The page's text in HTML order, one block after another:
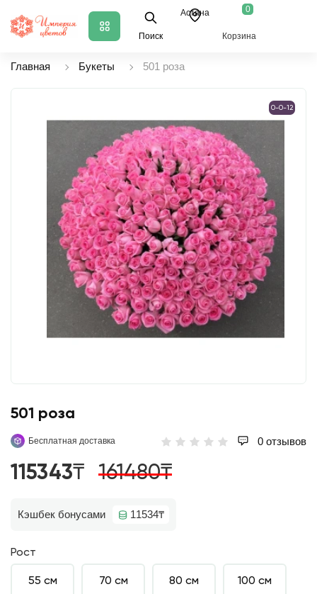
Поиск
Астана 0
Корзина
Главная Букеты 501 роза
0-0-12
501 роза
Бесплатная доставка 0 отзывов
115343₸ 161480₸
Кэшбек бонусами 11534₸
Рост
55 см 70 см 80 см 100 см